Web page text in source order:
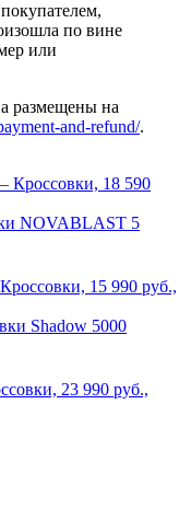
по вине
или
размещены на
and-refund/.
NOVABLAST 5
Shadow 5000